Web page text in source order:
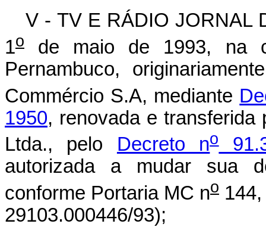
V - TV E RÁDIO JORNAL
1o
de maio de 1993, na
Pernambuco,
Commércio S.A, mediante
1950, renovada e transferida
Ltda., pelo Decreto no
autorizada a mudar sua
conforme Portaria MC no
29103.000446/93);